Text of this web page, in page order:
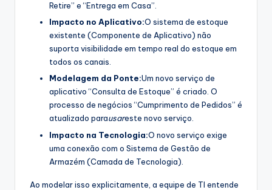
Retire” e “Entrega em Casa”.
Impacto no Aplicativo:O sistema de estoque
existente (Componente de Aplicativo) não
suporta visibilidade em tempo real do estoque em
todos os canais.
Modelagem da Ponte:Um novo serviço de
aplicativo “Consulta de Estoque” é criado. O
processo de negócios “Cumprimento de Pedidos” é
atualizado parausareste novo serviço.
Impacto na Tecnologia:O novo serviço exige
uma conexão com o Sistema de Gestão de
Armazém (Camada de Tecnologia).
Ao modelar isso explicitamente, a equipe de TI entende